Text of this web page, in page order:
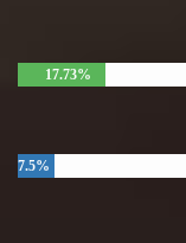
17.73%
7.5%